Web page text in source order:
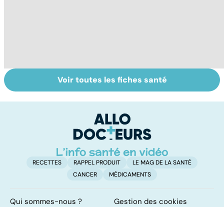
Comment tenir
ses bonnes
Alimentation :
mangeons-nous
protéines ?
Voir toutes les fiches santé
RECETTES RAPPEL PRODUIT
LE MAG DE LA SANTÉ
CANCER
MÉDICAMENTS
Qui sommes-nous ? Gestion des cookies